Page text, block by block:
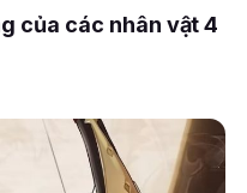
của các nhân vật 4